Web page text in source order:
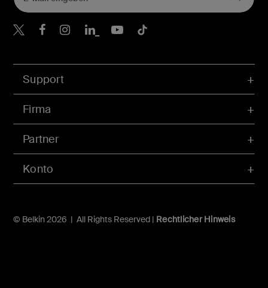
Konto
Support
Firma
Partner
© Belkin 2026 | All Rights Reserved | Rechtlicher Hinweis
Belkin Twitter
Belkin Facebook
Belkin Instagram
Belkin LinkedIn
Belkin Youtube
Belkin TikTok